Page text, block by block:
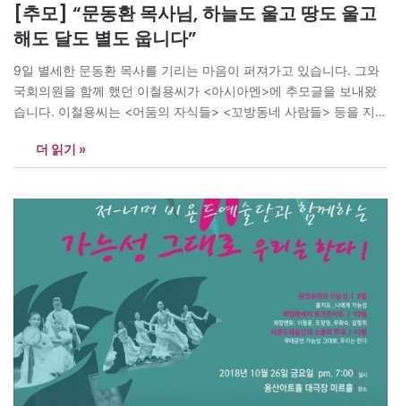
[추모] “문동환 목사님, 하늘도 울고 땅도 울고
해도 달도 별도 웁니다”
9일 별세한 문동환 목사를 기리는 마음이 퍼져가고 있습니다. 그와
국회의원을 함께 했던 이철용씨가 <아시아엔>에 추모글을 보내왔
습니다. 이철용씨는 <어둠의 자식들> <꼬방동네 사람들> 등을 지은
고 해도 달도 별도 웁니다 하나님이 부르심을 받은 비보에 세상도 마
냥 흐느낍니다 민주화운동의 대부! 민중운동의 선지자! 민중교육의
자! 무슨 말로도…
더 읽기 »